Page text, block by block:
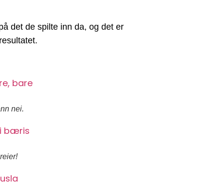
det de spilte inn da, og det er
nei.